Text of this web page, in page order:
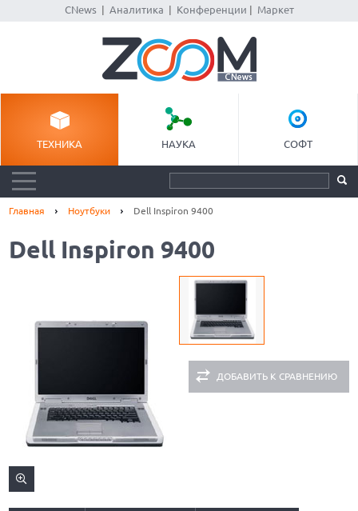
CNews| Аналитика Конференции Маркет
ТЕХНИКА НАУКА СОФТ
Главная Ноутбуки Dell Inspiron 9400
Dell Inspiron 9400
ДОБАВИТЬ К СРАВНЕНИЮ